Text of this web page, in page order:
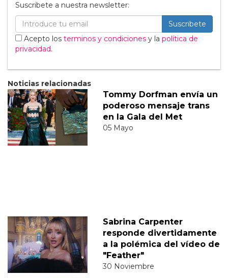
Suscribete a nuestra newsletter:
Suscribete
Acepto los terminos y condiciones y la política de
privacidad.
Noticias relacionadas
Tommy Dorfman envía un
poderoso mensaje trans
en la Gala del Met
05 Mayo
Sabrina Carpenter
responde divertidamente
a la polémica del vídeo de
"Feather"
30 Noviembre